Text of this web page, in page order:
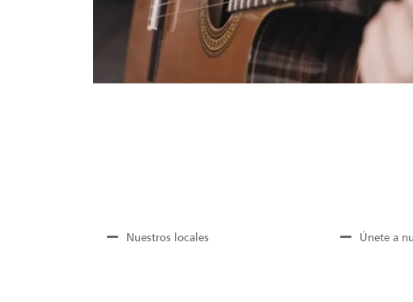
Nuestros locales Únete a